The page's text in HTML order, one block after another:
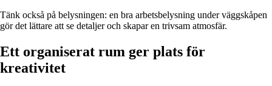
Tänk också på belysningen: en bra arbetsbelysning under väggskåpen
gör det lättare att se detaljer och skapar en trivsam atmosfär.
Ett organiserat rum ger plats för
kreativitet